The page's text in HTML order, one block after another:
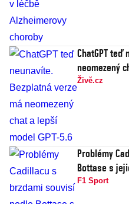
ChatGPT teď
neomezený
Živě.cz
Problémy
Bottase s
F1 Sport